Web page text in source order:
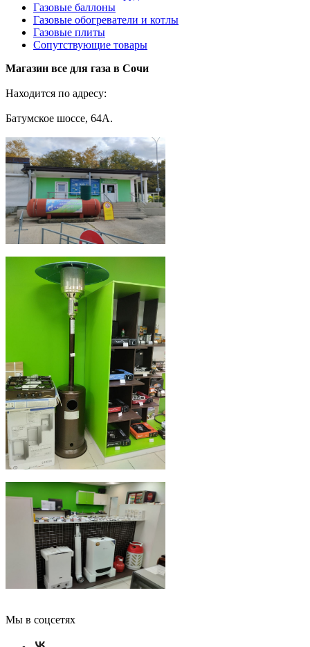
Газовые баллоны
Газовые обогреватели и котлы
Газовые плиты
Сопутствующие товары
Магазин все для газа в Сочи
Находится по адресу:
Батумское шоссе, 64А.
Мы в соцсетях